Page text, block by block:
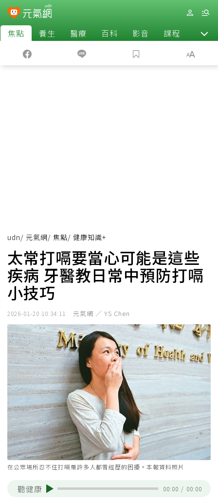
焦點 養生 醫療 百科 影音 課程 退休
udn/ 元氣網/ 焦點/ 健康知識+
太常打嗝要當心可能是這些
疾病 牙醫教日常中預防打嗝
小技巧
2026-01-20 10:34:11 元氣網 ／ YS Chen
在公眾場所忍不住打嗝是許多人都曾經歷的困擾。本報資料照片
聽健康 00:00 / 00:00